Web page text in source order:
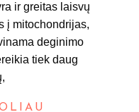
ir greitas laisvų
į mitochondrijas,
deginimo
tiek daug